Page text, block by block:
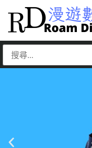
一起跟著數位教練蔡正
| 蘋果教學 | Evernote教